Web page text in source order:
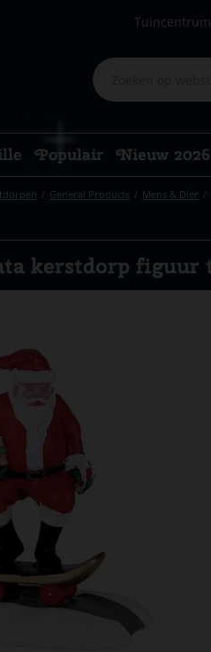
General Products Mens & Dier
Populair Nieuw 2026
kerstdorp figuur